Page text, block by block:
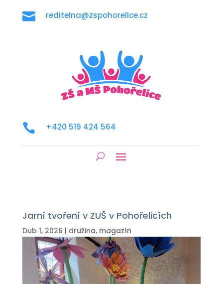
 reditelna@zspohorelice.cz
 +420 519 424 564
Jarní tvoření v ZUŠ v Pohořelicích
Dub 1, 2026 | družina, magazín